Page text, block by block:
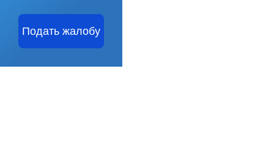
Подать жалобу